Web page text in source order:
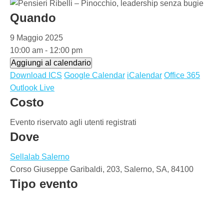
Quando
9 Maggio 2025
10:00 am - 12:00 pm
Aggiungi al calendario
Download ICS Google Calendar iCalendar Office 365
Outlook Live
Costo
Evento riservato agli utenti registrati
Dove
Sellalab Salerno
Corso Giuseppe Garibaldi, 203, Salerno, SA, 84100
Tipo evento